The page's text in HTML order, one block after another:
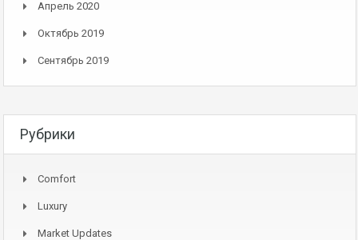
Апрель 2020
Октябрь 2019
Сентябрь 2019
Рубрики
Comfort
Luxury
Market Updates